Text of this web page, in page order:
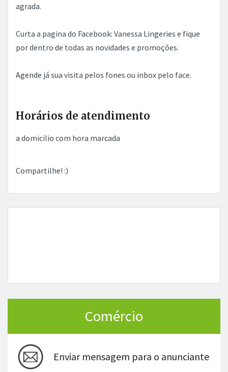
agrada.
Curta a pagina do Facebook: Vanessa Lingeries e fique
por dentro de todas as novidades e promoções.
Agende já sua visita pelos fones ou inbox pelo face.
Horários de atendimento
a domicilio com hora marcada
Compartilhe! :)
Comércio
Enviar mensagem para o anunciante